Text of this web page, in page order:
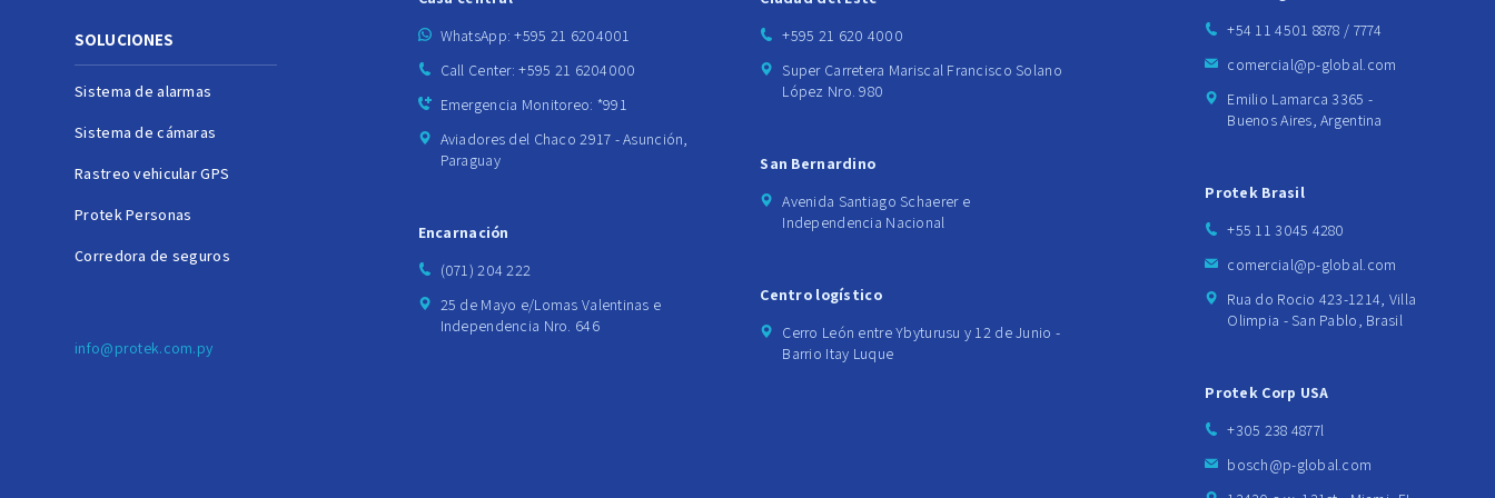
SOLUCIONES
Sistema de alarmas
Sistema de cámaras
Rastreo vehicular GPS
Protek Personas
Corredora de seguros
info@protek.com.py
WhatsApp: +595 21 6204001
Call Center: +595 21 6204000
Emergencia Monitoreo: *991
Aviadores del Chaco 2917 - Asunción,
Paraguay
Encarnación
(071) 204 222
25 de Mayo e/Lomas Valentinas e
Independencia Nro. 646
+595 21 620 4000
Super Carretera Mariscal Francisco Solano
López Nro. 980
San Bernardino
Avenida Santiago Schaerer e
Independencia Nacional
Centro logístico
Cerro León entre Ybyturusu y 12 de Junio -
Barrio Itay Luque
+54 11 4501 8878 / 7774
comercial@p-global.com
Emilio Lamarca 3365 -
Buenos Aires, Argentina
Protek Brasil
+55 11 3045 4280
comercial@p-global.com
Rua do Rocio 423-1214, Villa
Olimpia - San Pablo, Brasil
Protek Corp USA
+305 238 4877l
bosch@p-global.com